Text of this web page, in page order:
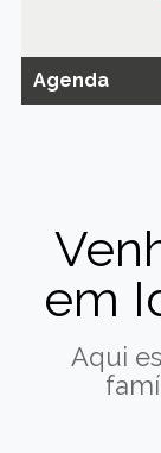
Agenda
em
Aqui